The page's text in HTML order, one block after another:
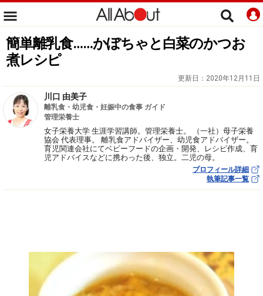
簡単離乳食……かぼちゃと白菜のかつお
煮レシピ
更新日： 2020年12月11日
川口 由美子
離乳食・幼児食・妊娠中の食事 ガイド
管理栄養士
女子栄養大学 生涯学習講師。管理栄養士。 （一社）母子栄養
協会 代表理事。 離乳食アドバイザー、幼児食アドバイザー。
育児関連会社にてベビーフードの企画・開発、レシピ作成、育
児アドバイスなどに携わった後、独立。二児の母。
プロフィール詳細
執筆記事一覧